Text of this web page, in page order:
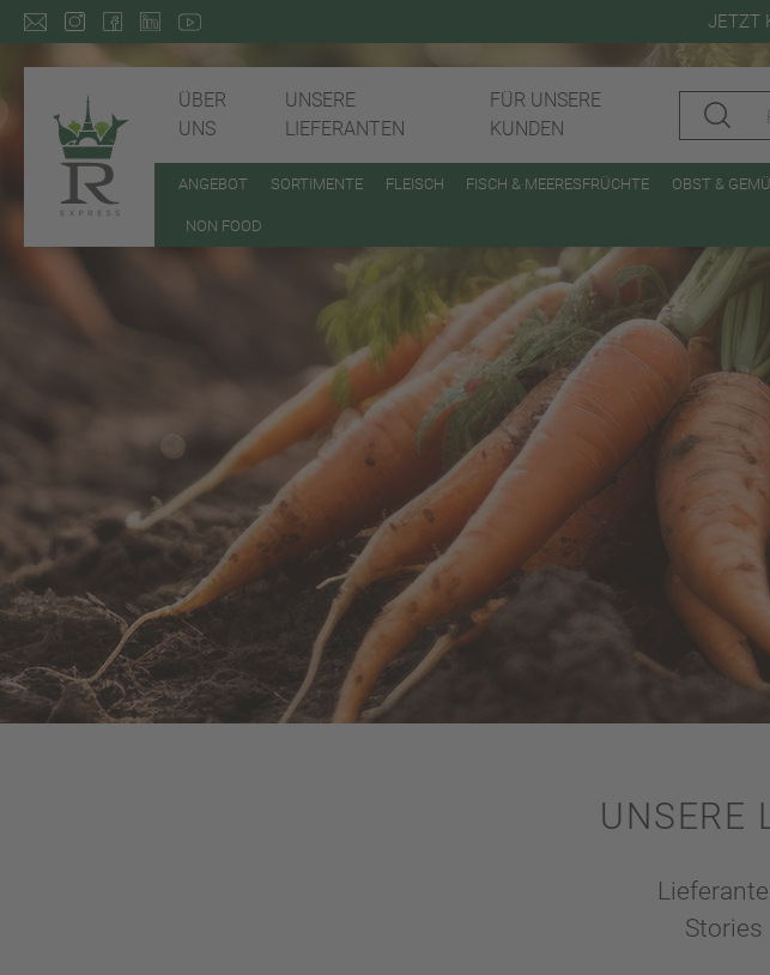
JETZT
ÜBER
UNS
UNSERE
LIEFERANTEN
FÜR UNSERE
KUNDEN
ANGEBOT SORTIMENTE FLEISCH FISCH & MEERESFRÜCHTE OBST &
NON FOOD
UNSERE
Stories